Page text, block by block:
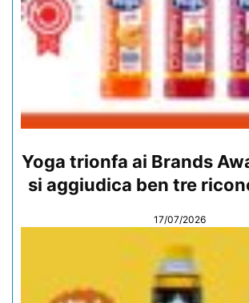
Yoga trionfa ai Brands
si aggiudica ben tre
17/07/2026